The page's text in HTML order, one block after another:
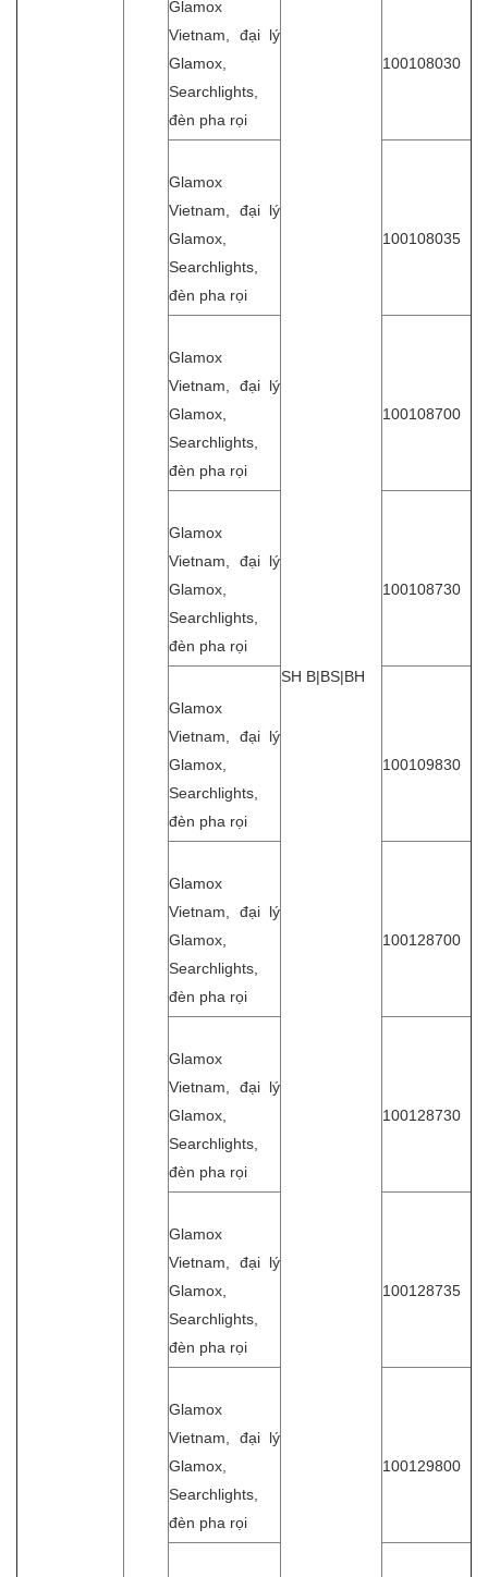
SH B|BS|BH
Glamox
Vietnam, đại lý
Glamox,
Searchlights,
đèn pha rọi
100108030
Glamox
Vietnam, đại lý
Glamox,
Searchlights,
đèn pha rọi
100108035
Glamox
Vietnam, đại lý
Glamox,
Searchlights,
đèn pha rọi
100108700
Glamox
Vietnam, đại lý
Glamox,
Searchlights,
đèn pha rọi
100108730
Glamox
Vietnam, đại lý
Glamox,
Searchlights,
đèn pha rọi
100109830
Glamox
Vietnam, đại lý
Glamox,
Searchlights,
đèn pha rọi
100128700
Glamox
Vietnam, đại lý
Glamox,
Searchlights,
đèn pha rọi
100128730
Glamox
Vietnam, đại lý
Glamox,
Searchlights,
đèn pha rọi
100128735
Glamox
Vietnam, đại lý
Glamox,
Searchlights,
đèn pha rọi
100129800